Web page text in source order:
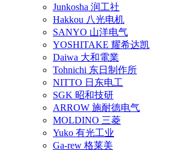
Junkosha 润工社
Hakkou 八光电机
SANYO 山洋电气
YOSHITAKE 耀希达凯
Daiwa 大和電業
Tohnichi 东日制作所
NITTO 日东电工
SGK 昭和技研
ARROW 施耐德电气
MOLDINO 三菱
Yuko 有光工业
Ga-rew 格莱美